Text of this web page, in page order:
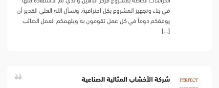
في بناء وتجهيز المشروع بكل احترافية. ونسأل الله العلي القدير أن
يوفقكم دوماً في كل عمل تقومون به ويلهمكم العمل الصائب
[…]
شركة الأخشاب المثالية الصناعية